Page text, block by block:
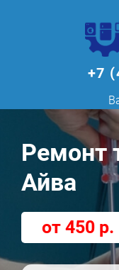
+7
Ремонт
Айва
от 450 р.